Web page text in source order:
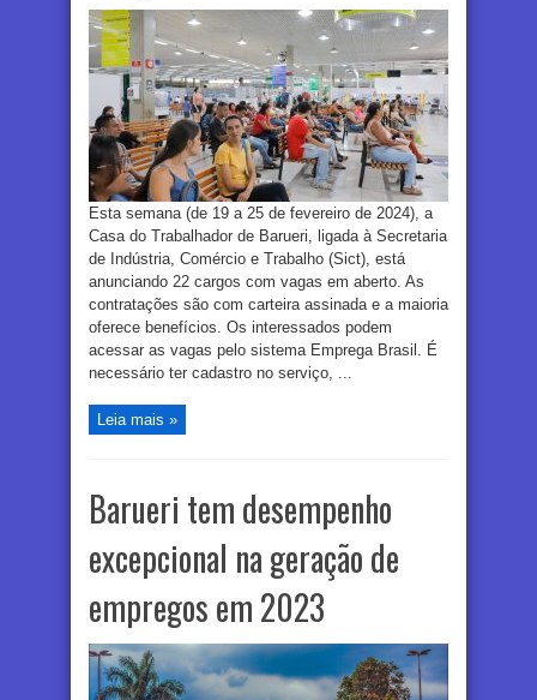
Esta semana (de 19 a 25 de fevereiro de 2024), a
Casa do Trabalhador de Barueri, ligada à Secretaria
de Indústria, Comércio e Trabalho (Sict), está
anunciando 22 cargos com vagas em aberto. As
contratações são com carteira assinada e a maioria
oferece benefícios. Os interessados podem
acessar as vagas pelo sistema Emprega Brasil. É
necessário ter cadastro no serviço, ...
Leia mais »
Barueri tem desempenho
excepcional na geração de
empregos em 2023